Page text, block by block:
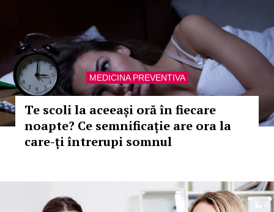
MEDICINA PREVENTIVA
Te scoli la aceeași oră în fiecare
noapte? Ce semnificație are ora la
care-ți întrerupi somnul